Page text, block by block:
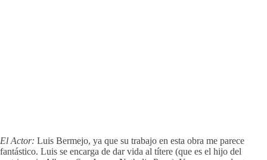
El Actor: Luis Bermejo, ya que su trabajo en esta obra me parece
fantástico. Luis se encarga de dar vida al títere (que es el hijo del